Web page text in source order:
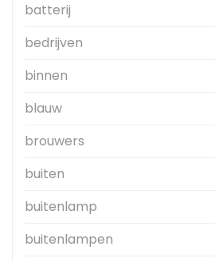
batterij
bedrijven
binnen
blauw
brouwers
buiten
buitenlamp
buitenlampen